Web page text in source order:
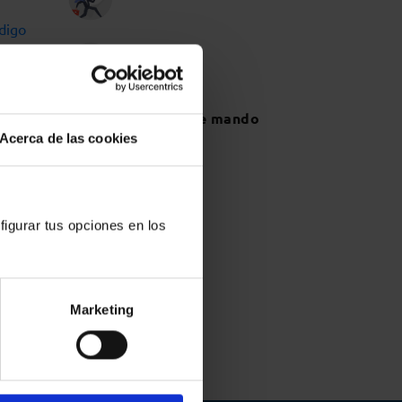
Acerca de las cookies
tus opciones en los
Marketing
Cuadros de mando